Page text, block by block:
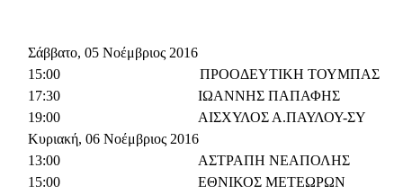
Σάββατο, 05 Νοέμβριος 2016
15:00
ΠΡΟΟΔΕΥΤΙΚΗ ΤΟΥΜΠΑΣ
17:30
ΙΩΑΝΝΗΣ ΠΑΠΑΦΗΣ
19:00
ΑΙΣΧΥΛΟΣ Α.ΠΑΥΛΟΥ-ΣΥ
Κυριακή, 06 Νοέμβριος 2016
13:00
ΑΣΤΡΑΠΗ ΝΕΑΠΟΛΗΣ
15:00
ΕΘΝΙΚΟΣ ΜΕΤΕΩΡΩΝ